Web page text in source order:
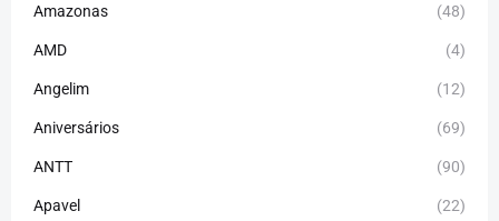
Amazonas (48)
AMD (4)
Angelim (12)
Aniversários (69)
ANTT (90)
Apavel (22)